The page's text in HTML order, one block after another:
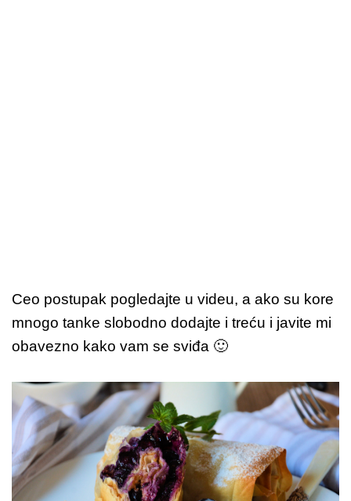
Ceo postupak pogledajte u videu, a ako su kore
mnogo tanke slobodno dodajte i treću i javite mi
obavezno kako vam se sviđa 🙂